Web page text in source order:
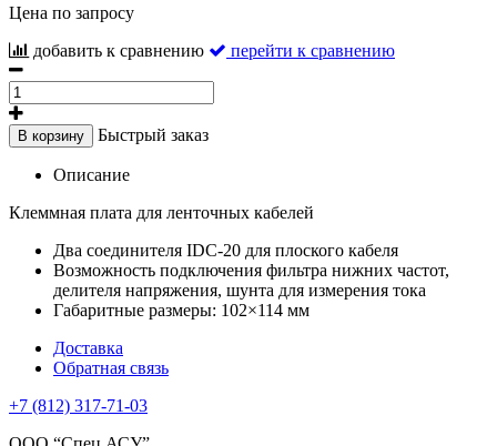
Цена по запросу
добавить к сравнению
перейти к сравнению
В корзину Быстрый заказ
Описание
Клеммная плата для ленточных кабелей
Два соединителя IDC-20 для плоского кабеля
Возможность подключения фильтра нижних частот,
делителя напряжения, шунта для измерения тока
Габаритные размеры: 102×114 мм
Доставка
Обратная связь
+7 (812) 317-71-03